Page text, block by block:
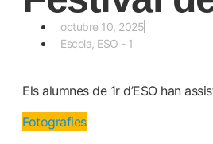
octubre 10, 2025
Escola ESO - 1
Els alumnes de 1r d’ESO han
Fotografies